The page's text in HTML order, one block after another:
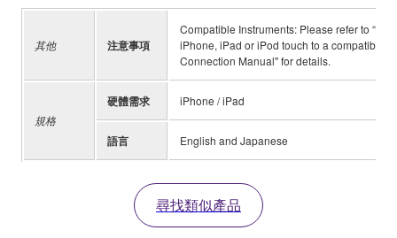
其他 注意事項
Compatible Instruments: Please refer to
iPhone, iPad or iPod touch to a compatible
Connection Manual" for details.
規格
硬體需求 iPhone / iPad
語言 English and Japanese
尋找類似產品